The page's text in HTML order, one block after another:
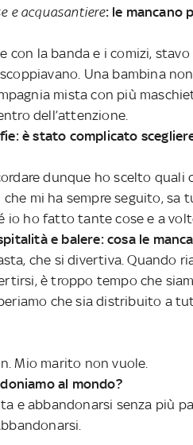
e acquasantiere: le mancano
la banda e i comizi, stavo
Una bambina
mista con più
dell’attenzione.
è stato complicato
dunque ho scelto quali
mi ha sempre seguito, sa
io ho fatto tante cose e a
e balere: cosa le
che si divertiva. Quando
è troppo tempo che
che sia distribuito a
Mio marito non vuole.
al mondo?
e abbandonarsi senza più